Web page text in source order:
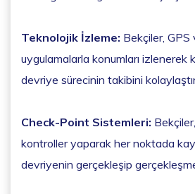
Teknolojik İzleme: Bekçiler, GPS
uygulamalarla konumları izlenerek
devriye sürecinin takibini
Check-Point Sistemleri:
kontroller yaparak her noktada
devriyenin gerçekleşip